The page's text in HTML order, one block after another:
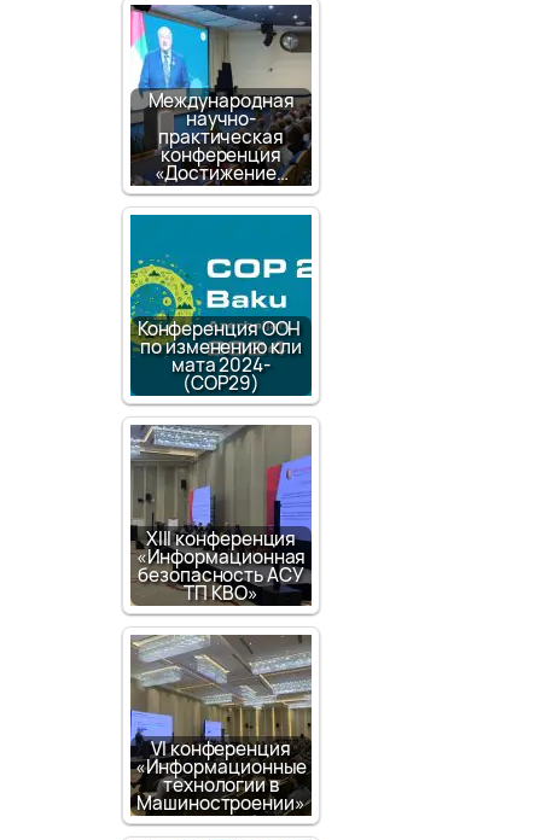
Международная
научно-
практическая
конференция
«Достижение…
Конференция ООН
по изменению кли
мата 2024-
(COP29)
XIII конференция
«Информационная
безопасность АСУ
ТП КВО»
VI конференция
«Информационные
технологии в
Машиностроении»